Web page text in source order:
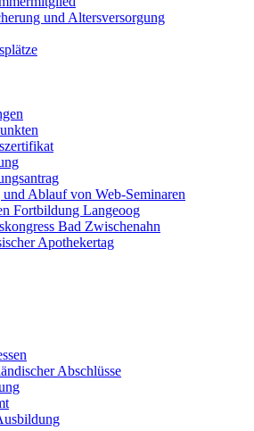
und Altersversorgung
Ablauf von Web-Seminaren
Fortbildung Langeoog
Bad Zwischenahn
Apothekertag
Abschlüsse